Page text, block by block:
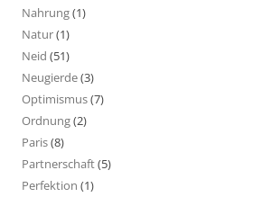
Nahrung(1)
Natur(1)
Neid (51)
Neugierde(3)
Optimismus(7)
Ordnung(2)
Paris(8)
Partnerschaft(5)
Perfektion (1)